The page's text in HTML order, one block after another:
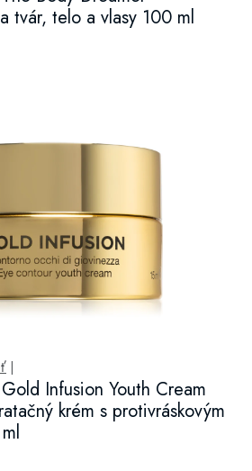
tvár, telo a vlasy 100 ml
Infusion Youth Cream
krém s protivráskovým